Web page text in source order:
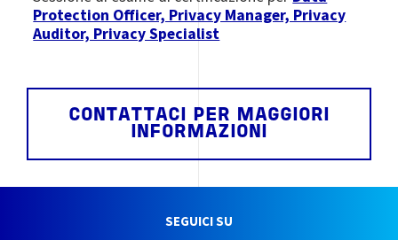
Protection Officer, Privacy Manager, Privacy
Auditor, Privacy Specialist
CONTATTACI PER MAGGIORI
INFORMAZIONI
SEGUICI SU